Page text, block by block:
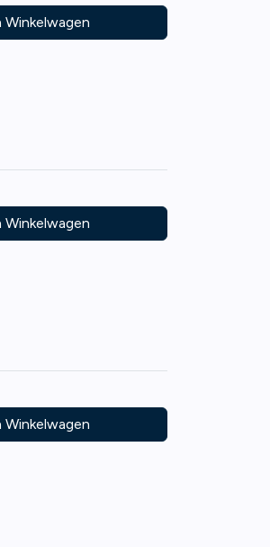
Winkelwagen
Winkelwagen
Winkelwagen